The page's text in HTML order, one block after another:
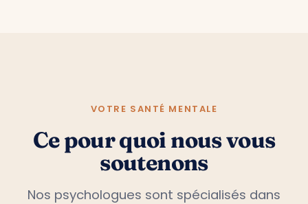
VOTRE SANTÉ MENTALE
Ce pour quoi nous vous
soutenons
Nos psychologues sont spécialisés dans